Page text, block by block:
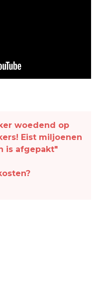
woedend op
Eist miljoenen
is afgepakt"